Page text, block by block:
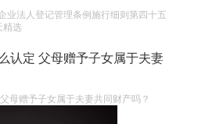
业法人登记管理条例施行细则第四十五
精选
认定 父母赠予子女属于夫妻
母赠予子女属于夫妻共同财产吗？